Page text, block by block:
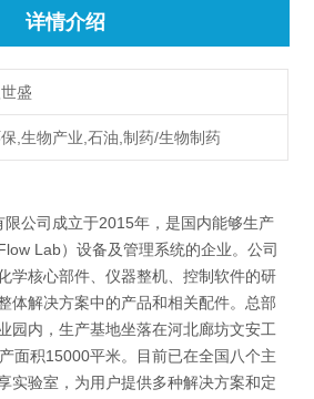
详情介绍
盛
,生物产业,石油,制药/生物制药
公司成立于2015年，是国内能够生产
Lab）设备及管理系统的企业。公司
学核心部件、仪器整机、控制软件的研
体解决方案中的产品和相关配件。总部
园内，生产基地坐落在河北廊坊文安工
面积15000平米。目前已在全国八个主
实验室，为用户提供多种解决方案和定